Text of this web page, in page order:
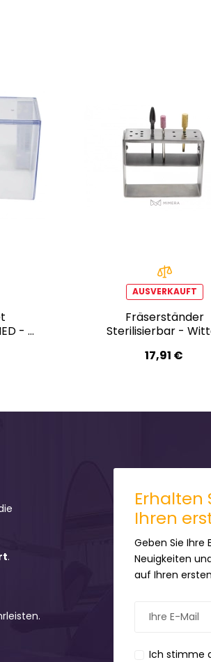
- 5
AUSVERKAUFT
Fräserständer
Sterilisierbar -
17,91 €
.
Erhalten
Ihren
Geben Sie Ihre
Neuigkeiten
auf Ihren
Ich stimme